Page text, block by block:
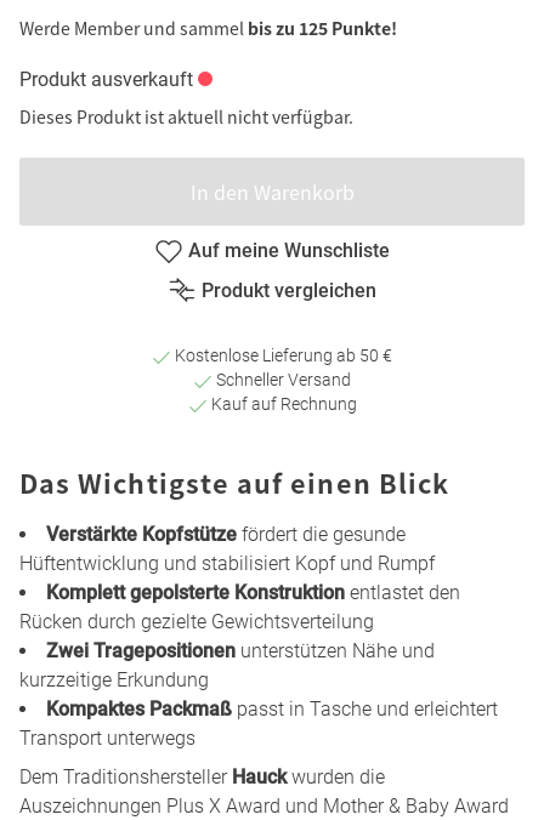
Werde Member und sammel bis zu 125 Punkte!
Produkt ausverkauft
Dieses Produkt ist aktuell nicht verfügbar.
In den Warenkorb
Auf meine Wunschliste
Produkt vergleichen
Kostenlose Lieferung ab 50 €
Schneller Versand
Kauf auf Rechnung
Das Wichtigste auf einen Blick
Verstärkte Kopfstütze fördert die gesunde
Hüftentwicklung und stabilisiert Kopf und Rumpf
Komplett gepolsterte Konstruktion entlastet den
Rücken durch gezielte Gewichtsverteilung
Zwei Tragepositionen unterstützen Nähe und
kurzzeitige Erkundung
Kompaktes Packmaß passt in Tasche und erleichtert
Transport unterwegs
Dem Traditionshersteller Hauckwurden die
Auszeichnungen Plus X Award und Mother & Baby Award